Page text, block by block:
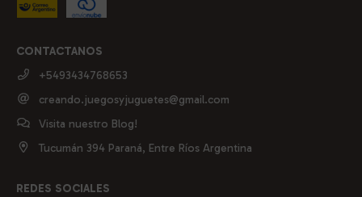
CONTACTANOS
+5493434768653
creando.juegosyjuguetes@gmail.com
Visita nuestro Blog!
Tucumán 394 Paraná, Entre Ríos Argentina
REDES SOCIALES